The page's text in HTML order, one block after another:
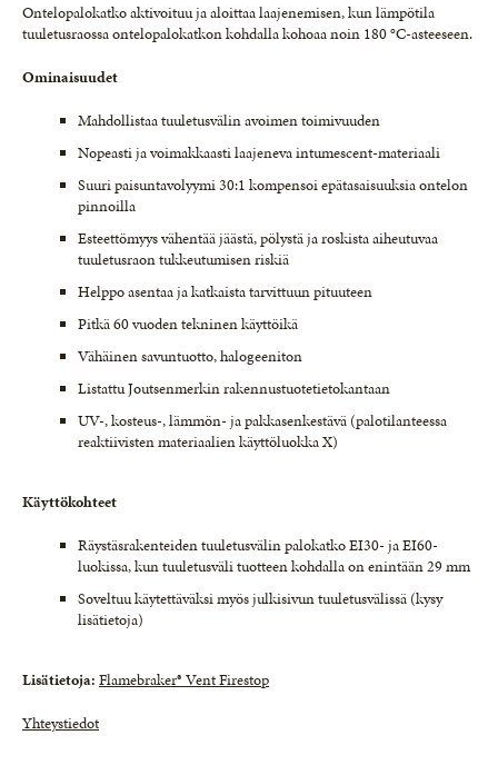
Ontelopalokatko aktivoituu ja aloittaa laajenemisen, kun lämpötila
tuuletusraossa ontelopalokatkon kohdalla kohoaa noin 180 °C-asteeseen.
Ominaisuudet
Mahdollistaa tuuletusvälin avoimen toimivuuden
Nopeasti ja voimakkaasti laajeneva intumescent-materiaali
Suuri paisuntavolyymi 30:1 kompensoi epätasaisuuksia ontelon
pinnoilla
Esteettömyys vähentää jäästä, pölystä ja roskista aiheutuvaa
tuuletusraon tukkeutumisen riskiä
Helppo asentaa ja katkaista tarvittuun pituuteen
Pitkä 60 vuoden tekninen käyttöikä
Vähäinen savuntuotto, halogeeniton
Listattu Joutsenmerkin rakennustuotetietokantaan
UV-, kosteus-, lämmön- ja pakkasenkestävä (palotilanteessa
reaktiivisten materiaalien käyttöluokka X)
Käyttökohteet
Räystäsrakenteiden tuuletusvälin palokatko EI30- ja EI60-
luokissa, kun tuuletusväli tuotteen kohdalla on enintään 29 mm
Soveltuu käytettäväksi myös julkisivun tuuletusvälissä (kysy
lisätietoja)
Lisätietoja: Flamebraker® Vent Firestop
Yhteystiedot